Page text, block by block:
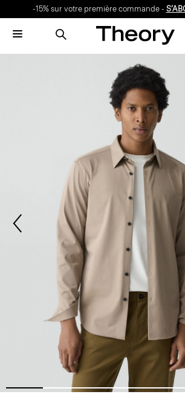
-15% sur votre première commande -